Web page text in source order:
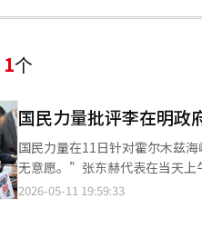
1个
国民力量批评李在明政
国民力量在11日针对霍尔木兹
无意愿。”张东赫代表在当天上
船只被击中时却选择沉默。”张
2026-05-11 19:59:33